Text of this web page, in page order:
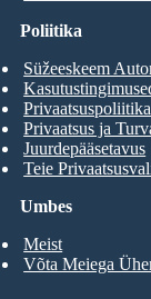
Umbes
Meist
Võta Meiega
Poliitika
Süžeeskeem
Privaatsuspoliitika
Privaatsus ja
Juurdepääsetavus
Teie